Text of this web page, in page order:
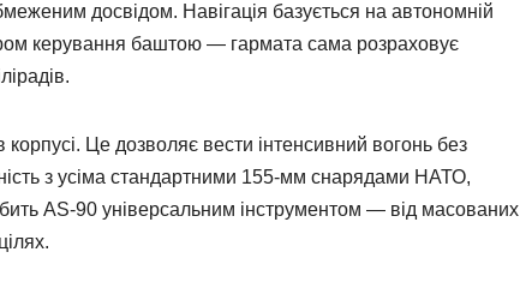
досвідом. Навігація базується на автономній
керування баштою — гармата сама розраховує
Це дозволяє вести інтенсивний вогонь без
з усіма стандартними 155-мм снарядами НАТО,
AS-90 універсальним інструментом — від масованих